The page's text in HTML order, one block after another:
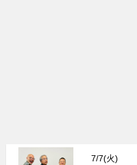
7/7(火)